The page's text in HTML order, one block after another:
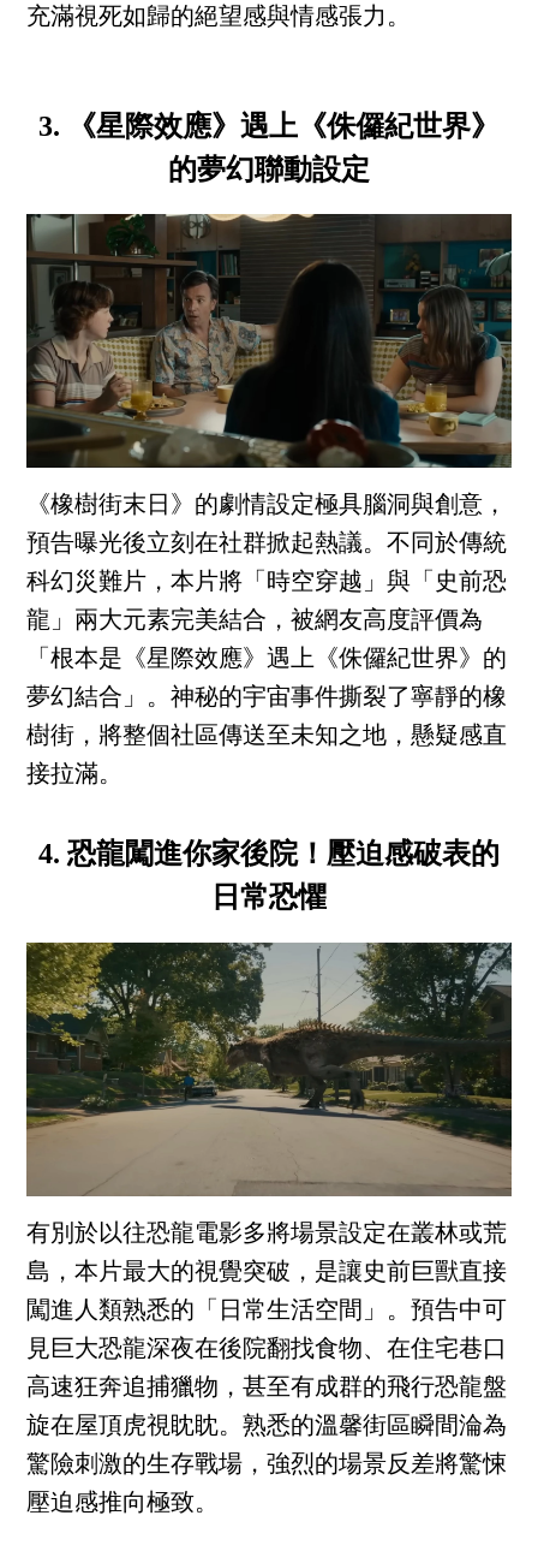
充滿視死如歸的絕望感與情感張力。
3. 《星際效應》遇上《侏儸紀世界》
的夢幻聯動設定
《橡樹街末日》的劇情設定極具腦洞與創意，
預告曝光後立刻在社群掀起熱議。不同於傳統
科幻災難片，本片將「時空穿越」與「史前恐
龍」兩大元素完美結合，被網友高度評價為
「根本是《星際效應》遇上《侏儸紀世界》的
夢幻結合」。神秘的宇宙事件撕裂了寧靜的橡
樹街，將整個社區傳送至未知之地，懸疑感直
接拉滿。
4. 恐龍闖進你家後院！壓迫感破表的
日常恐懼
有別於以往恐龍電影多將場景設定在叢林或荒
島，本片最大的視覺突破，是讓史前巨獸直接
闖進人類熟悉的「日常生活空間」。預告中可
見巨大恐龍深夜在後院翻找食物、在住宅巷口
高速狂奔追捕獵物，甚至有成群的飛行恐龍盤
旋在屋頂虎視眈眈。熟悉的溫馨街區瞬間淪為
驚險刺激的生存戰場，強烈的場景反差將驚悚
壓迫感推向極致。